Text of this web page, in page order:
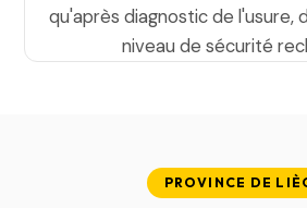
qu'après diagnostic de l'usure,
niveau de sécurité
PROVINCE DE